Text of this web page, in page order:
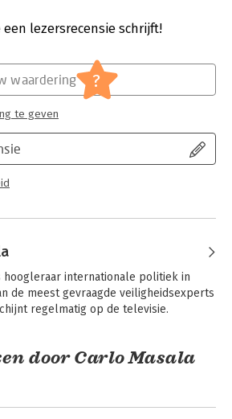
11-4-2025
Mens en maatschappij
een lezersrecensie schrijft!
waardering ?
te geven
hoogleraar internationale politiek in
de meest gevraagde veiligheidsexperts
regelmatig op de televisie.
door Carlo Masala